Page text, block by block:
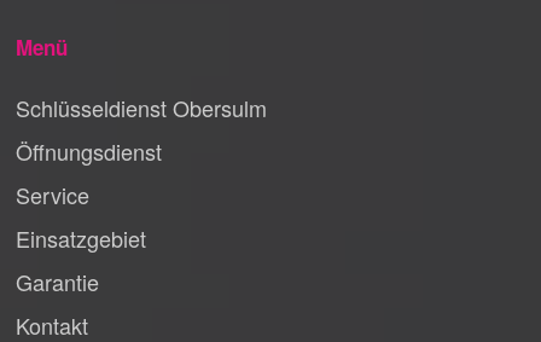
Menü
Schlüsseldienst Obersulm
Öffnungsdienst
Service
Einsatzgebiet
Garantie
Kontakt